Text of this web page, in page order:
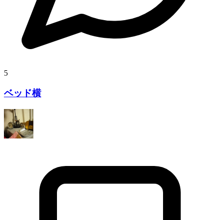
5
ベッド横